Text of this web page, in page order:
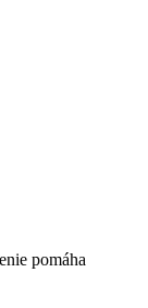
pomáha